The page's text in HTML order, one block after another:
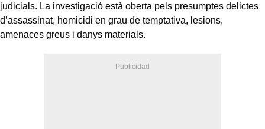
judicials. La investigació està oberta pels presumptes delictes
d’assassinat, homicidi en grau de temptativa, lesions,
amenaces greus i danys materials.